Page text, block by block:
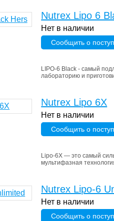
Nutrex Lipo 6
Нет в наличии
Сообщить о
LIPO‑6 Black - самый
лабораторию и
Nutrex Lipo 6X
Нет в наличии
Сообщить о
Lipo-6X — это самый
мультифазная
Nutrex Lipo-6
Нет в наличии
Сообщить о